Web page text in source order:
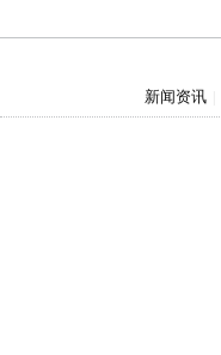
新闻资讯